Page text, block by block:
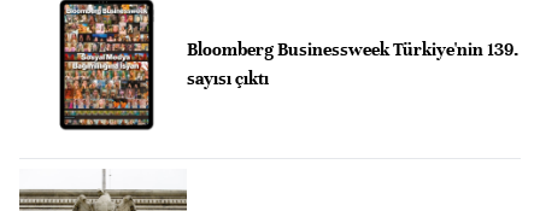
Bloomberg Businessweek Türkiye'nin 139.
sayısı çıktı